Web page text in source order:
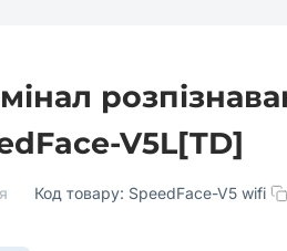
V5L[TD]
Код товару: SpeedFace-V5 wifi